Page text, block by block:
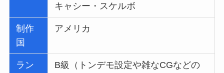
キャシー・スケルボ
制作
国
アメリカ
ラン
B級（トンデモ設定や雑なCGなどの